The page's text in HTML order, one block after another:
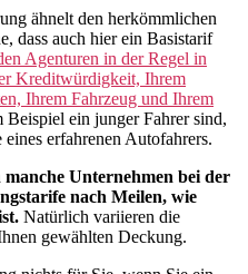
ähnelt den herkömmlichen
dass auch hier ein Basistarif
Agenturen in der Regel in
Kreditwürdigkeit, Ihrem
Ihrem Fahrzeug und Ihrem
Beispiel ein junger Fahrer sind,
erfahrenen Autofahrers.
Unternehmen bei der
nach Meilen, wie
Natürlich variieren die
gewählten Deckung.